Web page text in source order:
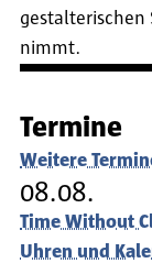
gestalterischen
nimmt.
Termine
Weitere
08.08.
Time Without
Uhren und